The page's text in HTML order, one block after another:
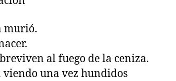
murió.
al fuego de la ceniza.
viendo una vez hundidos